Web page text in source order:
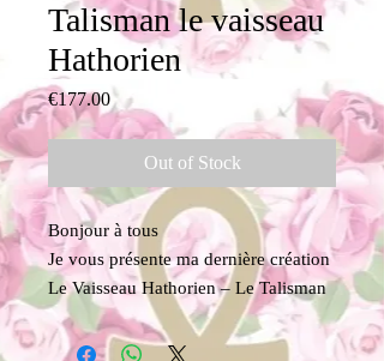
Talisman le vaisseau
Hathorien
€177.00Price
Out of Stock
Bonjour à tous
Je vous présente ma dernière création
Le Vaisseau Hathorien – Le Talisman
guérison des Eaux Sacrées
Plongez dans les profondeurs de la